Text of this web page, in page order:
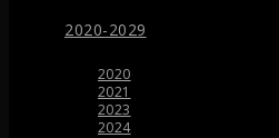
2020-2029
2020
2021
2023
2024